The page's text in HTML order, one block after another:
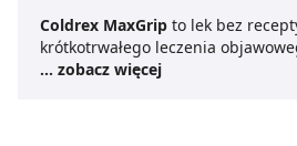
Coldrex MaxGrip to lek bez
krótkotrwałego leczenia
grypy. Skutecznie zwalcza
swoje
... zobacz więcej